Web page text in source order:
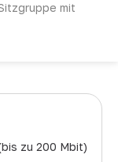
mit
zu 200 Mbit)